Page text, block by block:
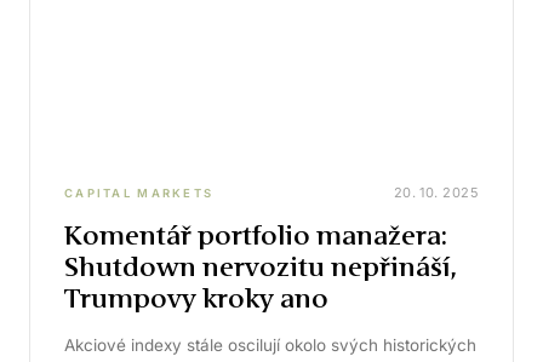
CAPITAL MARKETS 20. 10. 2025
Komentář portfolio manažera:
Shutdown nervozitu nepřináší,
Trumpovy kroky ano
Akciové indexy stále oscilují okolo svých historických